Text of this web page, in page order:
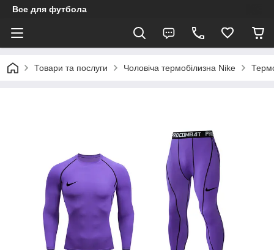
Все для футбола
Товари та послуги Чоловіча термобілизна Nike